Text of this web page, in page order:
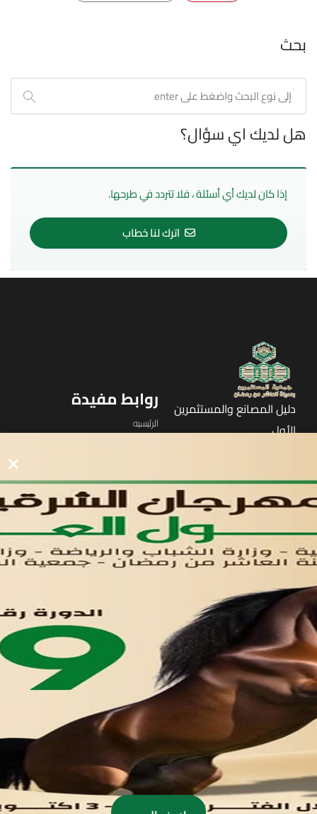
بحث
هل لديك اي سؤال؟
إذا كان لديك أي أسئلة ، فلا تتردد في طرحها.
اترك لنا خطاب
دليل المصانع والمستثمرين
الأول
روابط مفيدة
الرئيسيه
لوحه التحكم
اتصل بنا
تواصل معنا
مدينة العاشر من رمضان
01221020029
055-4494429
055-4494406
055-4494414
info.triaeg@yahoo.com
info@triaeg-guide.com